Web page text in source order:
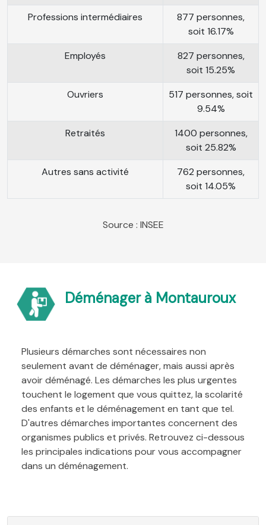
Professions intermédiaires
877 personnes,
soit 16.17%
Employés
827 personnes,
soit 15.25%
Ouvriers
517 personnes, soit
9.54%
Retraités
1400 personnes,
soit 25.82%
Autres sans activité
762 personnes,
soit 14.05%
Source : INSEE
Déménager à Montauroux
Plusieurs démarches sont nécessaires non
seulement avant de déménager, mais aussi après
avoir déménagé. Les démarches les plus urgentes
touchent le logement que vous quittez, la scolarité
des enfants et le déménagement en tant que tel.
D'autres démarches importantes concernent des
organismes publics et privés. Retrouvez ci-dessous
les principales indications pour vous accompagner
dans un déménagement.